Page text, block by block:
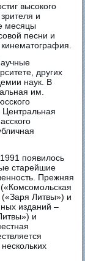
высокого
и
месяцы
песни и
других
наук. В
им.
появилось
старейшие
Прежняя
Литвы») и
изданий –
и